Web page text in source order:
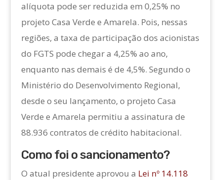
alíquota pode ser reduzida em 0,25% no
projeto Casa Verde e Amarela. Pois, nessas
regiões, a taxa de participação dos acionistas
do FGTS pode chegar a 4,25% ao ano,
enquanto nas demais é de 4,5%. Segundo o
Ministério do Desenvolvimento Regional,
desde o seu lançamento, o projeto Casa
Verde e Amarela permitiu a assinatura de
88.936 contratos de crédito habitacional.
Como foi o sancionamento?
O atual presidente aprovou a Lei nº 14.118